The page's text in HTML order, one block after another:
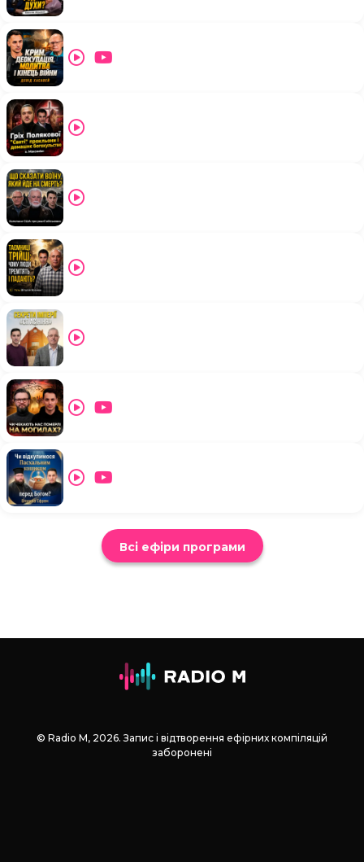
Всі ефіри програми
© Radio М, 2026. Запис і відтворення ефірних компіляцій
заборонені